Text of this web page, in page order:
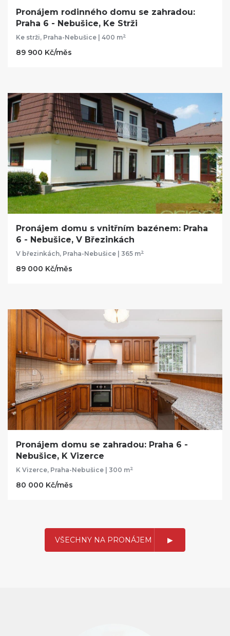
Pronájem rodinného domu se zahradou:
Praha 6 - Nebušice, Ke Strži
Ke strži, Praha-Nebušice | 400 m2
89 900 Kč/měs
Pronájem domu s vnitřním bazénem: Praha
6 - Nebušice, V Březinkách
V březinkách, Praha-Nebušice | 365 m2
89 000 Kč/měs
Pronájem domu se zahradou: Praha 6 -
Nebušice, K Vizerce
K Vizerce, Praha-Nebušice | 300 m2
80 000 Kč/měs
VŠECHNY NA PRONÁJEM